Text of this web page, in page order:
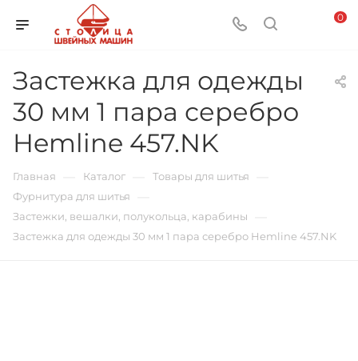
0
Застежка для одежды
30 мм 1 пара серебро
Hemline 457.NK
Главная Каталог Товары для шитья
Фурнитура для шитья
Застежки, вешалки, полукольца, карабины
Застежка для одежды 30 мм 1 пара серебро Hemline 457.NK